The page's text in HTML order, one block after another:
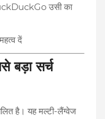
उसी का
दें
सर्च
है। यह मल्टी-लैंग्वेज